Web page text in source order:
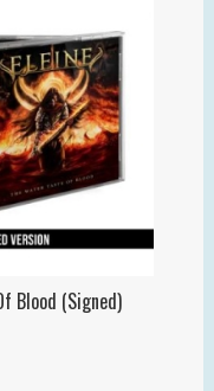
Blood (Signed)